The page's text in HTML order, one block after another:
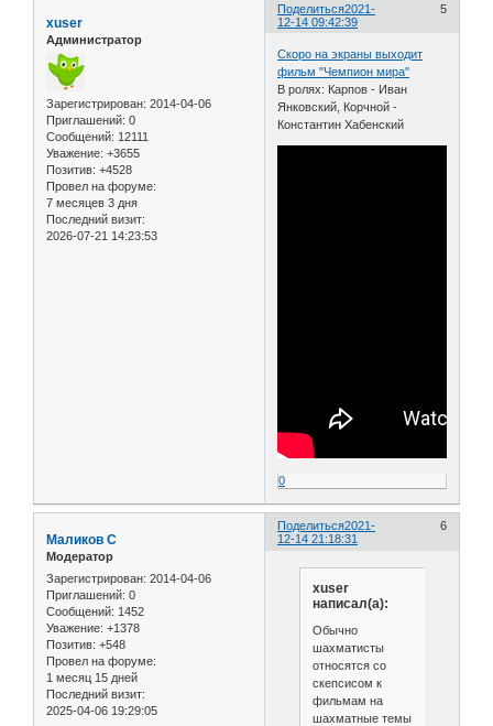
Поделиться 5
2021-
12-14 09:42:39
xuser
Администратор
Зарегистрирован: 2014-04-06
Приглашений: 0
Сообщений: 12111
Уважение: +3655
Позитив: +4528
Провел на форуме:
7 месяцев 3 дня
Последний визит:
2026-07-21 14:23:53
Скоро на экраны выходит
фильм "Чемпион мира"
В ролях: Карпов - Иван
Янковский, Корчной -
Константин Хабенский
0
Поделиться 6
2021-
12-14 21:18:31
Маликов С
Модератор
Зарегистрирован: 2014-04-06
Приглашений: 0
Сообщений: 1452
Уважение: +1378
Позитив: +548
Провел на форуме:
1 месяц 15 дней
Последний визит:
2025-04-06 19:29:05
xuser
написал(а):
Обычно
шахматисты
относятся со
скепсисом к
фильмам на
шахматные темы